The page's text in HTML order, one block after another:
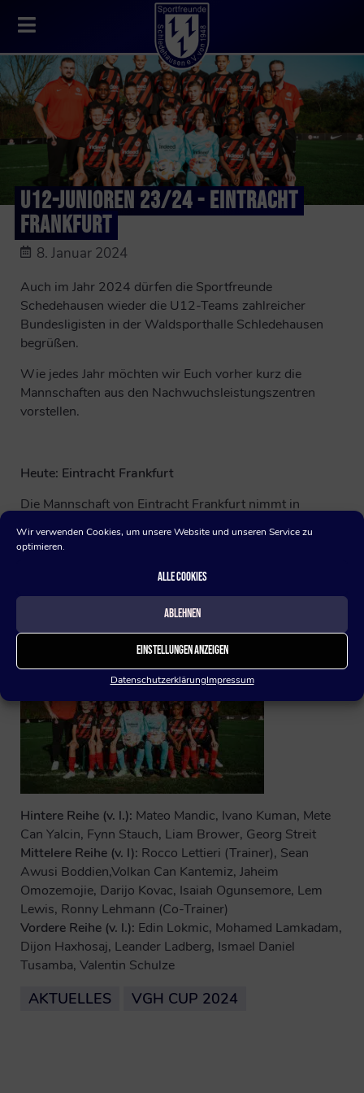
Wir verwenden Cookies, um unsere Website und unseren Service zu
optimieren.
Alle Cookies
Ablehnen
Einstellungen anzeigen
DatenschutzerklärungImpressum
U12-JUNIOREN 23/24 - EINTRACHT
FRANKFURT
8. Januar 2024
Auch im Jahr 2024 dürfen die Sportfreunde
Schedehausen wieder die U12-Teams zahlreicher
Bundesligisten in der Waldsporthalle Schledehausen
begrüßen.
Wie jedes Jahr möchten wir Euch vorher kurz die
Mannschaften aus den Nachwuchsleistungszentren
vorstellen.
Heute: Eintracht Frankfurt
Die Mannschaft von Eintracht Frankfurt nimmt in
teil.
Wir dürfen also auf die Leistung gespannt sein und
Hintere Reihe (v. l.): Mateo Mandic, Ivano Kuman, Mete
Can Yalcin, Fynn Stauch, Liam Brower, Georg Streit
Mittelere Reihe (v. l): Rocco Lettieri (Trainer), Sean
Awusi Boddien,Volkan Can Kantemiz, Jaheim
Omozemojie, Darijo Kovac, Isaiah Ogunsemore, Lem
Lewis, Ronny Lehmann (Co-Trainer)
Vordere Reihe (v. l.): Edin Lokmic, Mohamed Lamkadam,
Dijon Haxhosaj, Leander Ladberg, Ismael Daniel
Tusamba, Valentin Schulze
AKTUELLES VGH CUP 2024